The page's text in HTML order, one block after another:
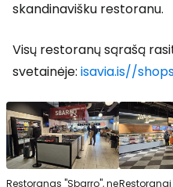
skandinavišku restoranu.
Visų restoranų sąrašą
svetainėje: isavia.is//
Restoranas "Sbarro", ne